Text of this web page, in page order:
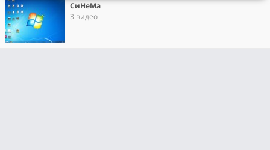
СиНеМа
3 видео